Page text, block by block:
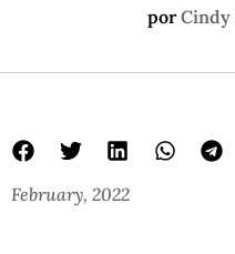
porCindy
February, 2022